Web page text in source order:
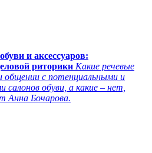
и аксессуаров:
риторики Какие речевые
общении с потенциальными и
обуви, а какие – нет,
Анна Бочарова.